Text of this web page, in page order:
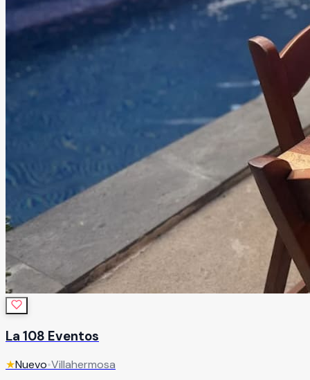
La 108 Eventos
★Nuevo•Villahermosa